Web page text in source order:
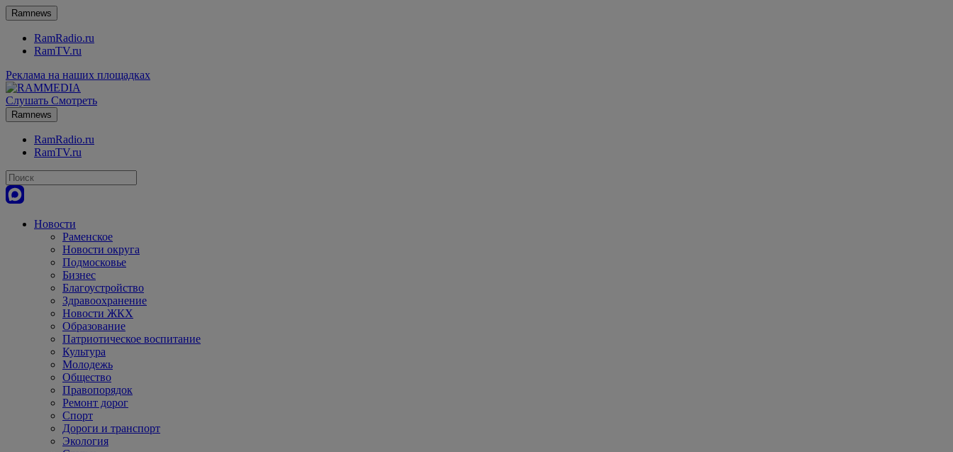
Ramnews
RamRadio.ru
RamTV.ru
Реклама на наших площадках
Слушать Смотреть
Ramnews
RamRadio.ru
RamTV.ru
Новости
Раменское
Новости округа
Подмосковье
Бизнес
Благоустройство
Здравоохранение
Новости ЖКХ
Образование
Патриотическое воспитание
Культура
Молодежь
Общество
Правопорядок
Ремонт дорог
Спорт
Дороги и транспорт
Экология